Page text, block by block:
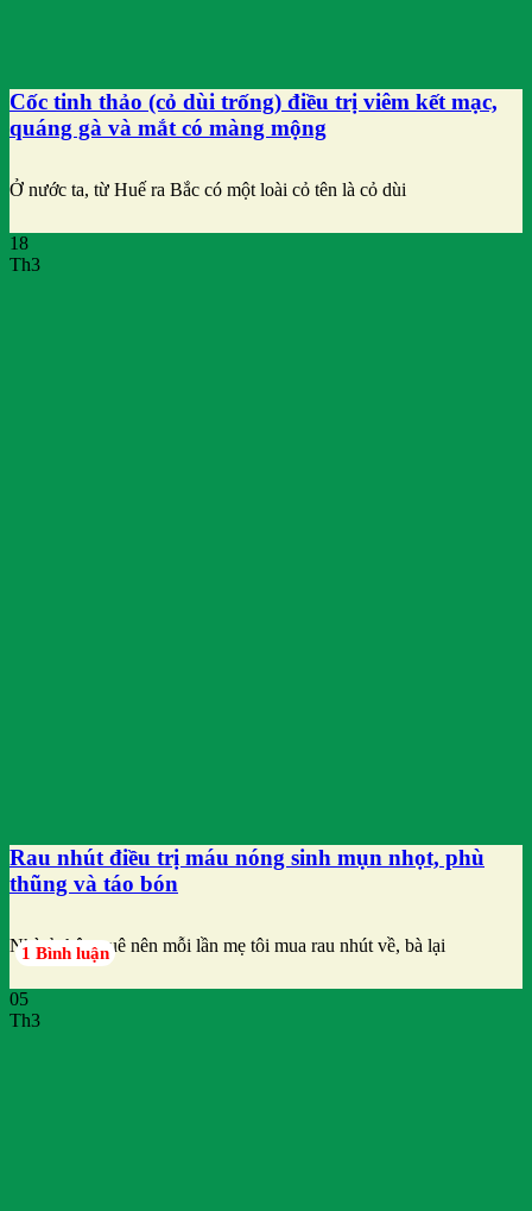
Cốc tinh thảo (cỏ dùi trống) điều trị viêm kết mạc,
quáng gà và mắt có màng mộng
Ở nước ta, từ Huế ra Bắc có một loài cỏ tên là cỏ dùi
18
Th3
Rau nhút điều trị máu nóng sinh mụn nhọt, phù
thũng và táo bón
Nhà ở thôn quê nên mỗi lần mẹ tôi mua rau nhút về, bà lại
1 Bình luận
05
Th3